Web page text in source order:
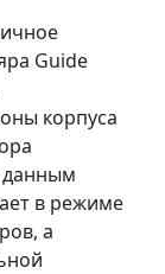
Guide
корпуса
данным
в режиме
а